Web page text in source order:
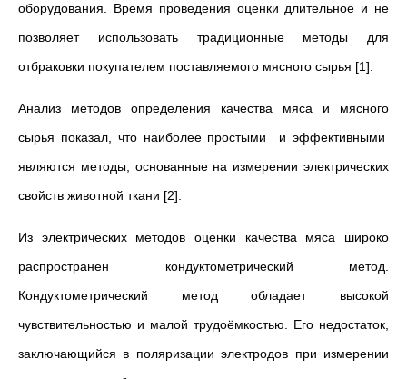
оборудования. Время проведения оценки длительное и не
позволяет использовать традиционные методы для
отбраковки покупателем поставляемого мясного сырья [1].
Анализ методов определения качества мяса и мясного
сырья показал, что наиболее простыми и эффективными
являются методы, основанные на измерении электрических
свойств животной ткани [2].
Из электрических методов оценки качества мяса широко
распространен кондуктометрический метод.
Кондуктометрический метод обладает высокой
чувствительностью и малой трудоёмкостью. Его недостаток,
заключающийся в поляризации электродов при измерении